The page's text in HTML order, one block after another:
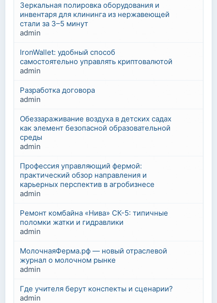
Зеркальная полировка оборудования и
инвентаря для клининга из нержавеющей
стали за 3–5 минут
admin
IronWallet: удобный способ
самостоятельно управлять криптовалютой
admin
Разработка договора
admin
Обеззараживание воздуха в детских садах
как элемент безопасной образовательной
среды
admin
Профессия управляющий фермой:
практический обзор направления и
карьерных перспектив в агробизнесе
admin
Ремонт комбайна «Нива» СК-5: типичные
поломки жатки и гидравлики
admin
МолочнаяФерма.рф — новый отраслевой
журнал о молочном рынке
admin
Где учителя берут конспекты и сценарии?
admin